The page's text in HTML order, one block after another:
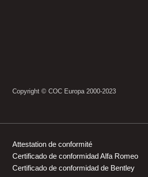
Copyright © COC Europa 2000-2023
Attestation de conformité
Certificado de conformidad Alfa Romeo
Certificado de conformidad de Bentley